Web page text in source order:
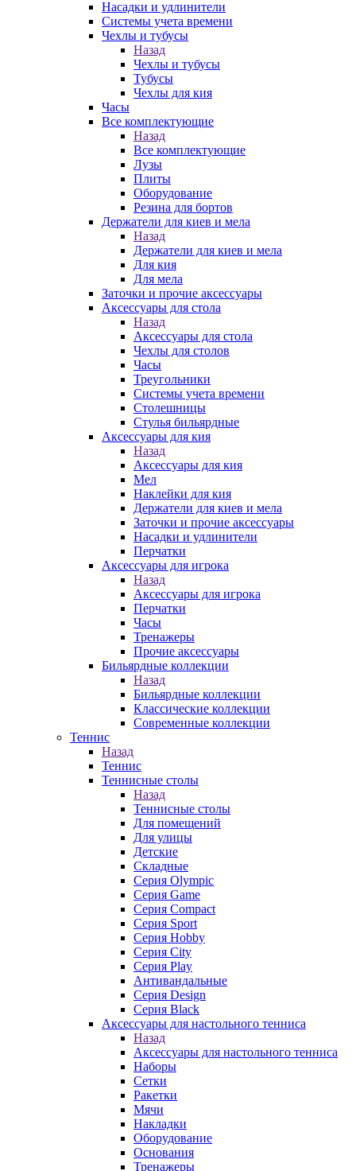
Насадки и удлинители
Системы учета времени
Чехлы и тубусы
Назад
Чехлы и тубусы
Тубусы
Чехлы для кия
Часы
Все комплектующие
Назад
Все комплектующие
Лузы
Плиты
Оборудование
Резина для бортов
Держатели для киев и мела
Назад
Держатели для киев и мела
Для кия
Для мела
Заточки и прочие аксессуары
Аксессуары для стола
Назад
Аксессуары для стола
Чехлы для столов
Часы
Треугольники
Системы учета времени
Столешницы
Стулья бильярдные
Аксессуары для кия
Назад
Аксессуары для кия
Мел
Наклейки для кия
Держатели для киев и мела
Заточки и прочие аксессуары
Насадки и удлинители
Перчатки
Аксессуары для игрока
Назад
Аксессуары для игрока
Перчатки
Часы
Тренажеры
Прочие аксессуары
Бильярдные коллекции
Назад
Бильярдные коллекции
Классические коллекции
Современные коллекции
Теннис
Назад
Теннис
Теннисные столы
Назад
Теннисные столы
Для помещений
Для улицы
Детские
Складные
Серия Olympic
Серия Game
Серия Compact
Серия Sport
Серия Hobby
Серия City
Серия Play
Антивандальные
Серия Design
Серия Black
Аксессуары для настольного тенниса
Назад
Аксессуары для настольного тенниса
Наборы
Сетки
Ракетки
Мячи
Накладки
Оборудование
Основания
Тренажеры